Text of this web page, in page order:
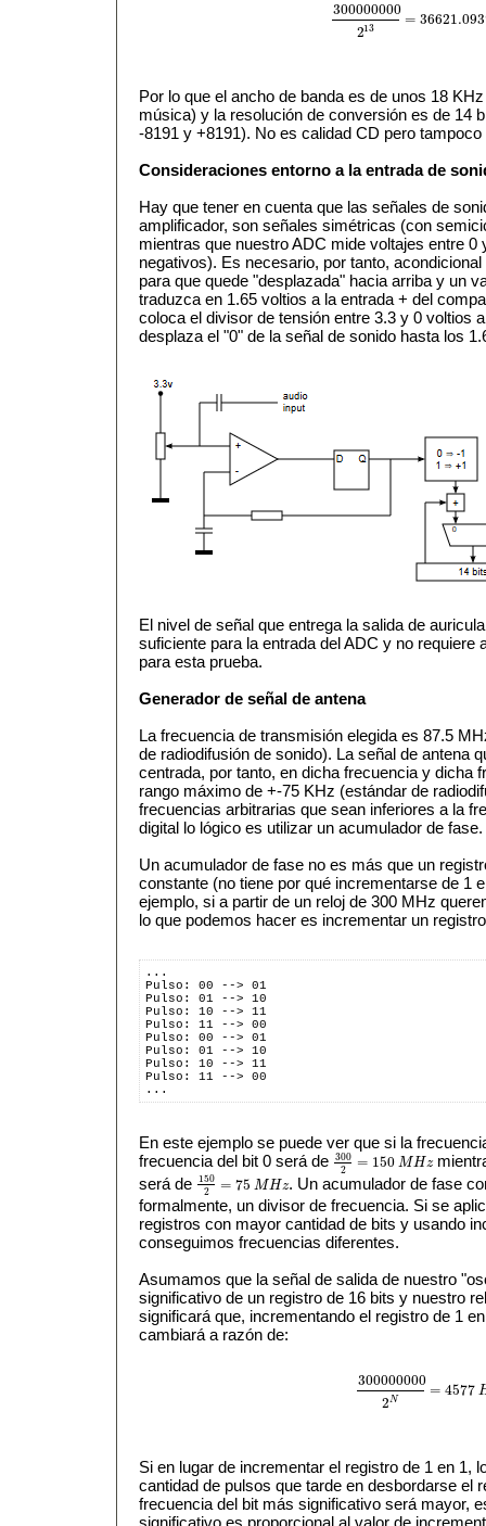
300000000
213 =
300000000 213=
Por lo que el ancho de banda es de unos 18
música) y la resolución de conversión es de 14
-8191 y +8191). No es calidad CD pero tampoco
Consideraciones entorno a la entrada de
Hay que tener en cuenta que las señales de
amplificador, son señales simétricas (con
mientras que nuestro ADC mide voltajes entre 0
negativos). Es necesario, por tanto,
para que quede "desplazada" hacia arriba y un
traduzca en 1.65 voltios a la entrada + del
coloca el divisor de tensión entre 3.3 y 0 voltios
desplaza el "0" de la señal de sonido hasta los
El nivel de señal que entrega la salida de
suficiente para la entrada del ADC y no requiere
para esta prueba.
Generador de señal de antena
La frecuencia de transmisión elegida es 87.5
de radiodifusión de sonido). La señal de antena
centrada, por tanto, en dicha frecuencia y dicha
rango máximo de +-75 KHz (estándar de
frecuencias arbitrarias que sean inferiores a la
digital lo lógico es utilizar un acumulador de fase.
Un acumulador de fase no es más que un
constante (no tiene por qué incrementarse de 1
ejemplo, si a partir de un reloj de 300 MHz
lo que podemos hacer es incrementar un
...
Pulso: 00 --> 01
Pulso: 01 --> 10
Pulso: 10 --> 11
Pulso: 11 --> 00
Pulso: 00 --> 01
Pulso: 01 --> 10
Pulso: 10 --> 11
Pulso: 11 --> 00
...
En este ejemplo se puede ver que si la
frecuencia del bit 0 será de 300
2
= 150 MHz
300 2=150MHz
será de 150
2
= 75 MHz
150 2=75M Hz
. Un acumulador de fase
formalmente, un divisor de frecuencia. Si se
registros con mayor cantidad de bits y usando
conseguimos frecuencias diferentes.
Asumamos que la señal de salida de nuestro
significativo de un registro de 16 bits y nuestro
significará que, incrementando el registro de 1
cambiará a razón de:
300000000
2N
= 4577
3000000002 N=4577Hz
Si en lugar de incrementar el registro de 1 en 1,
cantidad de pulsos que tarde en desbordarse el
frecuencia del bit más significativo será mayor,